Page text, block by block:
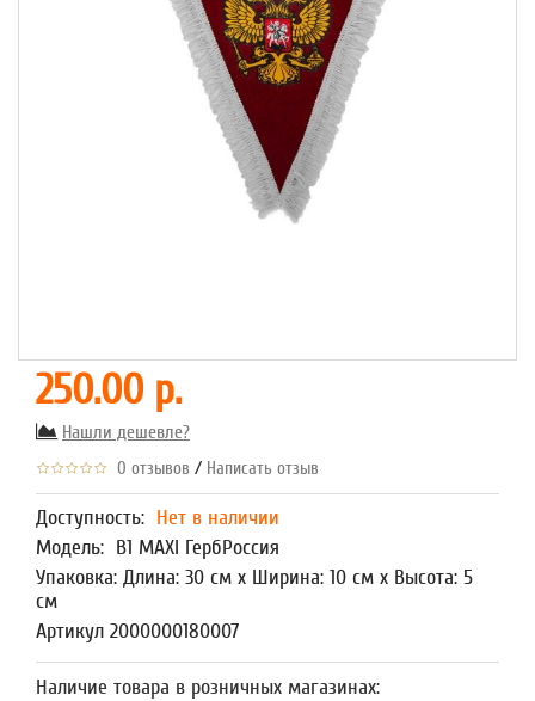
250.00 р.
Нашли дешевле?
0 отзывов / Написать отзыв
Доступность: Нет в наличии
Модель: В1 MAXI ГербРоссия
Упаковка: Длина: 30 см x Ширина: 10 см x Высота: 5
см
Артикул 2000000180007
Наличие товара в розничных магазинах: